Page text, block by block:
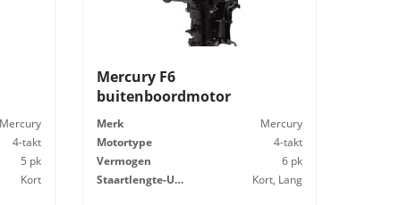
Mercury
4-takt
5 pk
Kort
Mercury F6
buitenboordmotor
Merk
Mercury
Motortype
4-takt
Vermogen
6 pk
Staartlengte-Uitv
Kort, Lang